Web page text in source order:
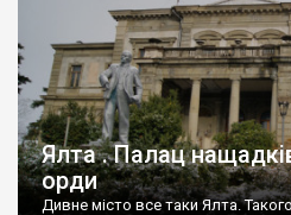
Ялта . Палац
орди
Дивне місто все таки Ялта.